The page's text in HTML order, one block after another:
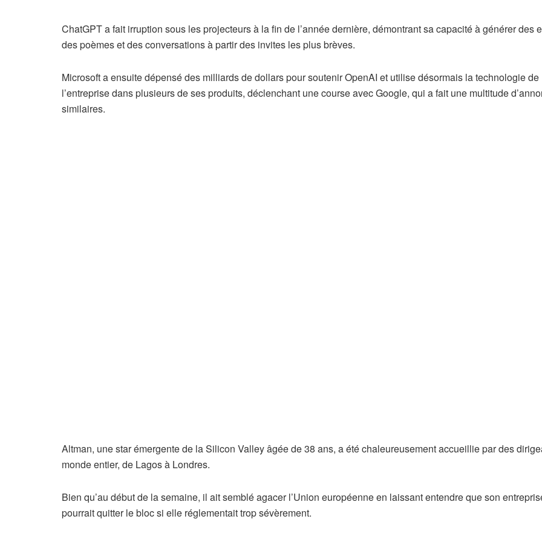
ChatGPT a fait irruption sous les projecteurs à la fin de l’année dernière, démontrant sa capacité à générer des
des poèmes et des conversations à partir des invites les plus brèves.
Microsoft a ensuite dépensé des milliards de dollars pour soutenir OpenAI et utilise désormais la technologie de
l’entreprise dans plusieurs de ses produits, déclenchant une course avec Google, qui a fait une multitude
similaires.
Altman, une star émergente de la Silicon Valley âgée de 38 ans, a été chaleureusement accueillie par des
monde entier, de Lagos à Londres.
Bien qu’au début de la semaine, il ait semblé agacer l’Union européenne en laissant entendre que son
pourrait quitter le bloc si elle réglementait trop sévèrement.